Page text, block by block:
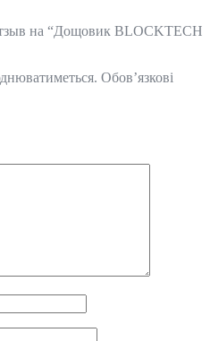
на “Дощовик BLOCKTECH
Обов’язкові